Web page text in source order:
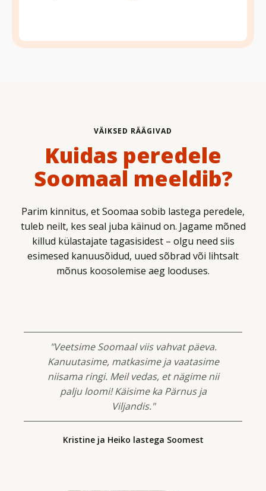
VÄIKSED RÄÄGIVAD
Kuidas peredele
Soomaal meeldib?
Parim kinnitus, et Soomaa sobib lastega peredele,
tuleb neilt, kes seal juba käinud on. Jagame mõned
killud külastajate tagasisidest – olgu need siis
esimesed kanuusõidud, uued sõbrad või lihtsalt
mõnus koosolemise aeg looduses.
"Veetsime Soomaal viis vahvat päeva.
Kanuutasime, matkasime ja vaatasime
niisama ringi. Meil vedas, et nägime nii
palju loomi! Käisime ka Pärnus ja
Viljandis."
Kristine ja Heiko lastega Soomest